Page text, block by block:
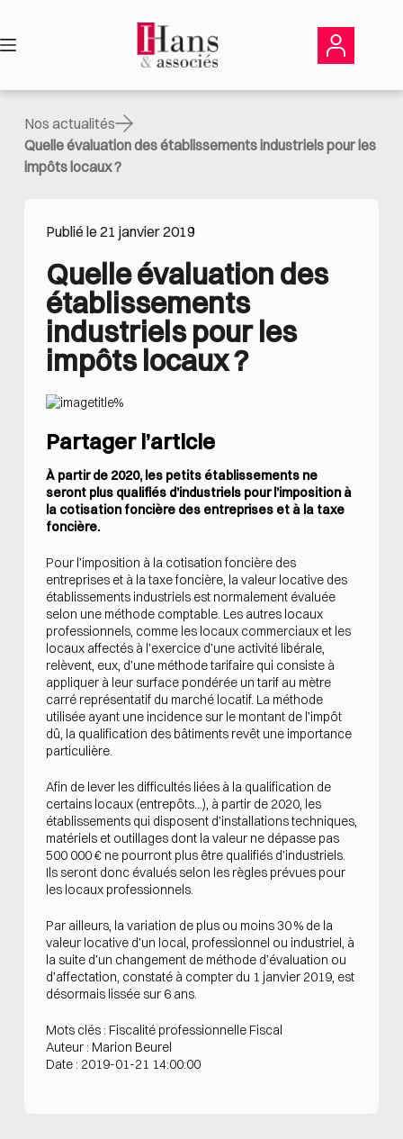
contenu
Nos actualités
Quelle évaluation des établissements industriels pour les
impôts locaux ?
Publié le 21 janvier 2019
Quelle évaluation des
établissements
industriels pour les
impôts locaux ?
Partager l’article
À partir de 2020, les petits établissements ne
seront plus qualifiés d’industriels pour l’imposition à
la cotisation foncière des entreprises et à la taxe
foncière.
Pour l’imposition à la cotisation foncière des
entreprises et à la taxe foncière, la valeur locative des
établissements industriels est normalement évaluée
selon une méthode comptable. Les autres locaux
professionnels, comme les locaux commerciaux et les
locaux affectés à l’exercice d’une activité libérale,
relèvent, eux, d’une méthode tarifaire qui consiste à
appliquer à leur surface pondérée un tarif au mètre
carré représentatif du marché locatif. La méthode
utilisée ayant une incidence sur le montant de l’impôt
dû, la qualification des bâtiments revêt une importance
particulière.
Afin de lever les difficultés liées à la qualification de
certains locaux (entrepôts...), à partir de 2020, les
établissements qui disposent d’installations techniques,
matériels et outillages dont la valeur ne dépasse pas
500 000 € ne pourront plus être qualifiés d’industriels.
Ils seront donc évalués selon les règles prévues pour
les locaux professionnels.
Par ailleurs, la variation de plus ou moins 30 % de la
valeur locative d’un local, professionnel ou industriel, à
la suite d’un changement de méthode d’évaluation ou
d’affectation, constaté à compter du 1 janvier 2019, est
désormais lissée sur 6 ans.
Mots clés : Fiscalité professionnelle Fiscal
Auteur : Marion Beurel
Date : 2019-01-21 14:00:00